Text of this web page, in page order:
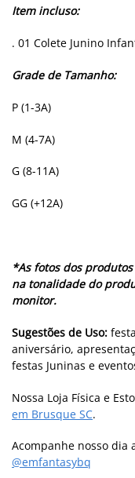
Item incluso:
. 01 Colete Junino
Grade de Tamanho:
P (1-3A)
M (4-7A)
G (8-11A)
GG (+12A)
*As fotos dos
na tonalidade do
monitor.
Sugestões de Uso:
aniversário,
festas Juninas e
Nossa Loja Física e
em Brusque SC.
Acompanhe nosso dia
@emfantasybq